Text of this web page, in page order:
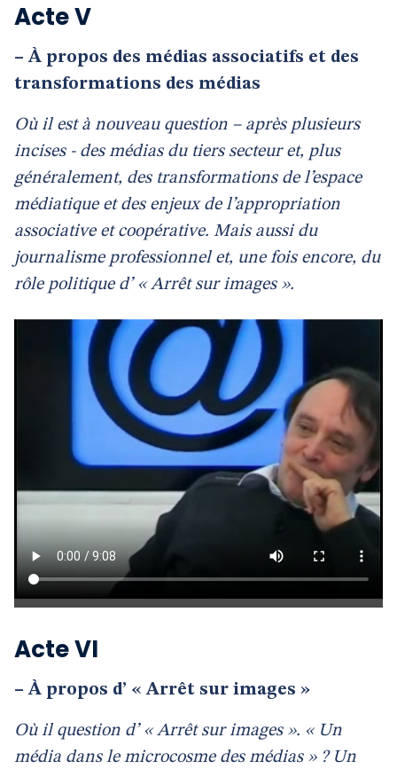
Acte V
– À propos des médias associatifs et des
transformations des médias
Où il est à nouveau question – après plusieurs
incises - des médias du tiers secteur et, plus
généralement, des transformations de l’espace
médiatique et des enjeux de l’appropriation
associative et coopérative. Mais aussi du
journalisme professionnel et, une fois encore, du
rôle politique d’ « Arrêt sur images ».
Acte VI
– À propos d’ « Arrêt sur images »
Où il question d’ « Arrêt sur images ». « Un
média dans le microcosme des médias » ? Un